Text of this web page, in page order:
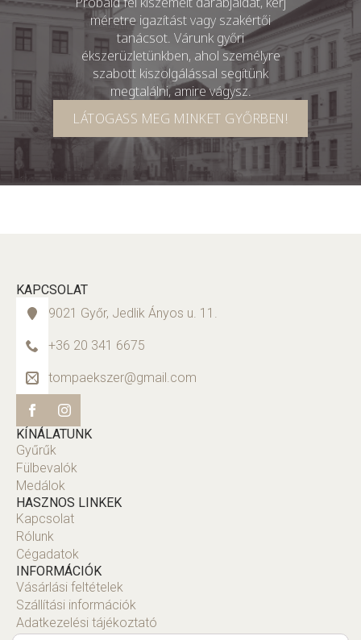
méretre igazítást vagy szakértői
tanácsot. Várunk győri
ékszerüzletünkben, ahol személyre
szabott kiszolgálással segítünk
megtalálni, amire vágysz.
LÁTOGASS MEG MINKET GYŐRBEN!
KAPCSOLAT
9021 Győr, Jedlik Ányos u. 11.
+36 20 341 6675
tompaekszer@gmail.com
KÍNÁLATUNK
Gyűrűk
Fülbevalók
Medálok
HASZNOS LINKEK
Kapcsolat
Rólunk
Cégadatok
INFORMÁCIÓK
Vásárlási feltételek
Szállítási információk
Adatkezelési tájékoztató